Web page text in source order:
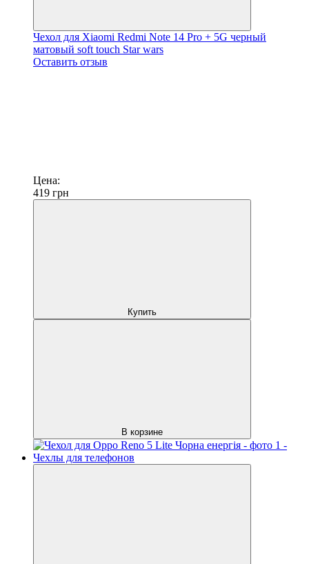
Чехол для Xiaomi Redmi Note 14 Pro + 5G черный
матовый soft touch Star wars
Оставить отзыв
Цена:
419 грн
Купить
В корзине